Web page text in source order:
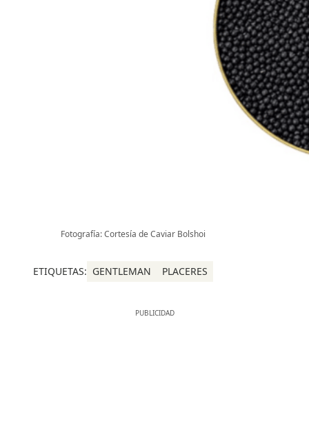
Fotografía: Cortesía de Caviar Bolshoi
ETIQUETAS: GENTLEMAN PLACERES